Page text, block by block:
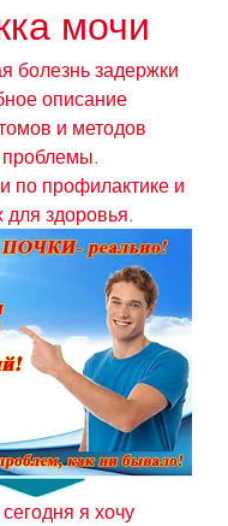
мочи
болезнь задержки
описание
и методов
проблемы.
по профилактике и
для здоровья.
я хочу